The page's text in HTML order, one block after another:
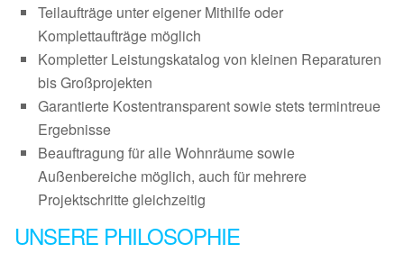
Teilaufträge unter eigener Mithilfe oder
Komplettaufträge möglich
Kompletter Leistungskatalog von kleinen Reparaturen
bis Großprojekten
Garantierte Kostentransparent sowie stets termintreue
Ergebnisse
Beauftragung für alle Wohnräume sowie
Außenbereiche möglich, auch für mehrere
Projektschritte gleichzeitig
UNSERE PHILOSOPHIE